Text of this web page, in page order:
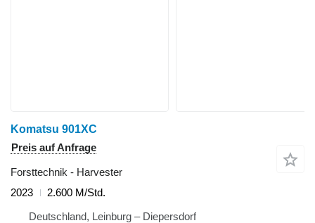
Komatsu 901XC
Preis auf Anfrage
Forsttechnik - Harvester
2023
2.600 M/Std.
Deutschland, Leinburg – Diepersdorf